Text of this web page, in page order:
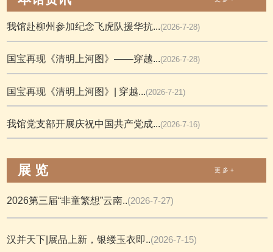
我馆赴柳州参加纪念飞虎队援华抗...(2026-7-28)
国宝再现《清明上河图》——穿越...(2026-7-28)
国宝再现《清明上河图》| 穿越...(2026-7-21)
我馆党支部开展庆祝中国共产党成...(2026-7-16)
展 览 更 多 +
2026第三届“非童繁想”云南..(2026-7-27)
汉并天下|展品上新，银缕玉衣即..(2026-7-15)